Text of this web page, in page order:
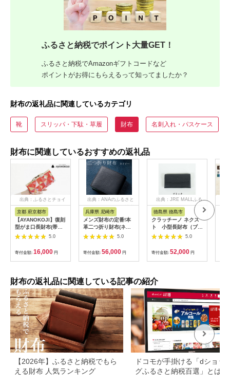
ふるさと納税でポイント大量GET！
ふるさと納税でAmazonギフトコードなど
ポイントがお得にもらえるって知ってましたか？
財布の返礼品に関連しているカテゴリ
靴 スリッパ・下駄・草履 財布 名刺入れ・パスケース
財布に関連しているおすすめの返礼品
出典：ふるさとチョイ
ス
京都 府京都市
【AYANOKOJI】復刻
型がま口長財布(帯地
風車柄 赤)| がま口専
門店 雑貨 人気ブラン
ド［ 職人が一つ一つ
手作り 財布 人気 おす
すめ 雑貨 かわいい ギ
り寄せ 通販 送料無料
ふるさと納税 ］
5.0
寄付金額: 16,000 円
出典：ANAのふるさと
納税
兵庫県 尼崎市
メンズ財布の定番!本
革二つ折り財布(ネイ
ビー)たつの市産牛革
シュリンク型押し×オ
イルレザー
5.0
寄付金額: 56,000 円
出典：JRE MALLふる
さと納税
徳島県 徳島市
クラッチーノ ネクス
ト 小型長財布（ブラ
ック）
5.0
寄付金額: 52,000 円
財布の返礼品に関連している記事の紹介
【2026年】ふるさと納税でもら
える財布 人気ランキング
ドコモが手掛ける「dショッ
グふるさと納税百選」とは？